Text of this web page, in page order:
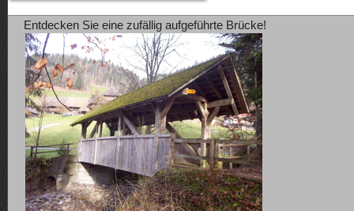
Entdecken Sie eine zufällig aufgeführte Brücke!